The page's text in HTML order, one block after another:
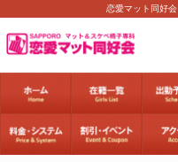
恋愛マット同好会